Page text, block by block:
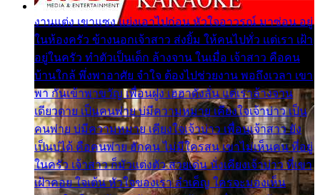
งานแต่ง เขาแซง แย่งเอาไปก่อน หัวใจอาวรณ์ มาซ่อน อยู่
ในห้องครัว ข้างนอกเจ้าสาว ส่งยิ้ม ให้คนไปทั่ว แต่เรา เฝ้า
อยู่ในครัว ทำตัวเป็นเด็ก ล้างจาน ในเมื่อ เจ้าสาว คือคน
บ้านใกล้ พึ่งพาอาศัย จำใจ ต้องไปช่วยงาน พอถึงเวลา เขา
พา กันเข้าพาขวัญ เพื่อนฝูง เฮฮาดังลั่น แต่เราล้างจาน
เดียวดาย เป็นคนพ่าย บ่มีความหมาย เคียงใจเจ้าบ่าว เป็น
คนพ่าย บ่มีความหมาย เคียงใจเจ้าบ่าว เพื่อนเจ้าสาว ยัง
เป็นบ่ได้ คือคนพ่าย ฮักคน ไม่มีใครสน เขาไม่เห็นคน ที่อยู่
ในครัว เจ้าสาว ก็มัวแต่งตัว สวยเด่น นั่งเคียงเจ้าบ่าว ที่เขา
เฝ้าคอย ใจเต้น หัวใจของเรา ลำเค็ญ ใครจะมองเห็น